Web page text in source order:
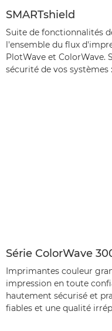
SMARTshield
Suite de fonctionnalités
l'ensemble du flux
PlotWave et ColorWave.
sécurité de vos
Série ColorWave
Imprimantes couleur
impression en toute
hautement sécurisé et
fiables et une qualité